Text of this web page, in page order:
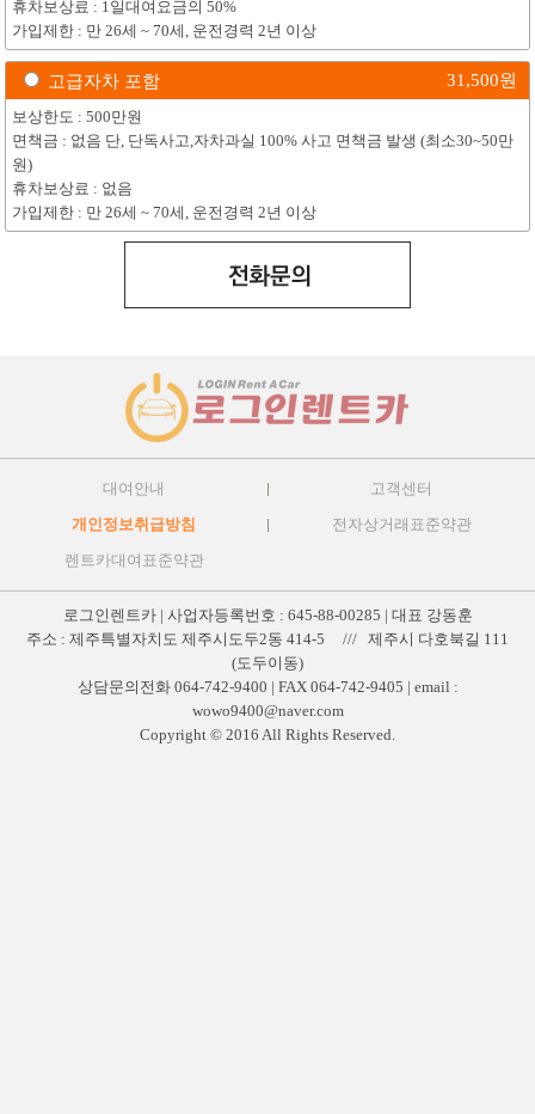
휴차보상료 : 1일대여요금의 50%
가입제한 : 만 26세 ~ 70세, 운전경력 2년 이상
고급자차 포함 31,500원
보상한도 : 500만원
면책금 : 없음 단, 단독사고,자차과실 100% 사고 면책금 발생 (최소30~50만
원)
휴차보상료 : 없음
가입제한 : 만 26세 ~ 70세, 운전경력 2년 이상
대여안내 고객센터
개인정보취급방침 전자상거래표준약관
렌트카대여표준약관
로그인렌트카 | 사업자등록번호 : 645-88-00285 | 대표 강동훈
주소 : 제주특별자치도 제주시도두2동 414-5 /// 제주시 다호북길 111
(도두이동)
상담문의전화 064-742-9400 | FAX 064-742-9405 | email :
wowo9400@naver.com
Copyright © 2016 All Rights Reserved.